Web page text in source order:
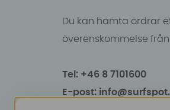
Du kan hämta ordrar
överenskommelse från
Tel: +46 8 7101600
E-post: